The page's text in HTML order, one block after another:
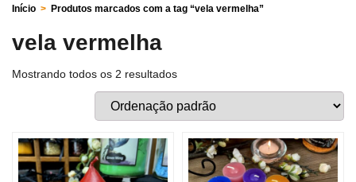
Início > Produtos marcados com a tag “vela vermelha”
vela vermelha
Mostrando todos os 2 resultados